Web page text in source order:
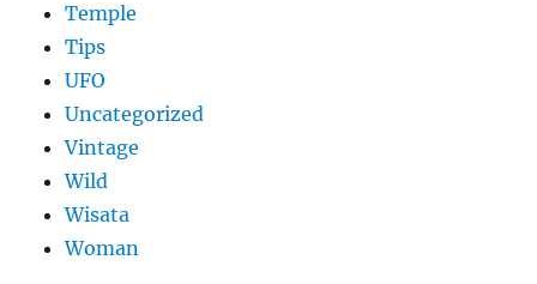
Temple
Tips
UFO
Uncategorized
Vintage
Wild
Wisata
Woman